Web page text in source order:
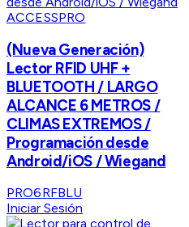
ACCESSPRO
(Nueva Generación)
Lector RFID UHF +
BLUETOOTH / LARGO
ALCANCE 6 METROS /
CLIMAS EXTREMOS /
Programación desde
Android/iOS / Wiegand
PRO6RFBLU
Iniciar Sesión